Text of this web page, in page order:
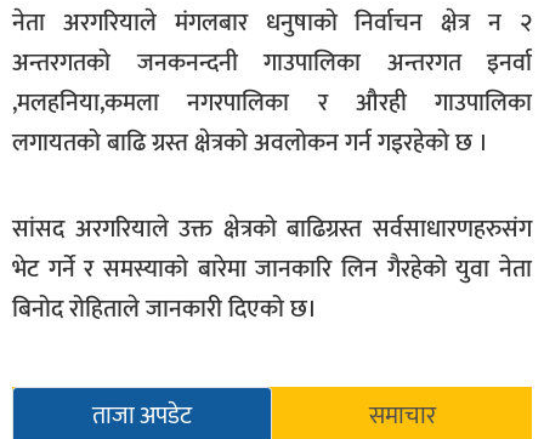
अर्थ
खेलकुद
मनोरञ्जन
भिडियो
अन्य
शिक्षा
नेता अरगरियाले मंगलबार धनुषाको निर्वाचन क्षेत्र न २
अन्तरगतको जनकनन्दनी गाउपालिका अन्तरगत इनर्वा
,मलहनिया,कमला नगरपालिका र औरही गाउपालिका
लगायतको बाढि ग्रस्त क्षेत्रको अवलोकन गर्न गइरहेको छ ।
सांसद अरगरियाले उक्त क्षेत्रको बाढिग्रस्त सर्वसाधारणहरुसंग
भेट गर्ने र समस्याको बारेमा जानकारि लिन गैरहेको युवा नेता
बिनोद रोहिताले जानकारी दिएको छ।
ताजा अपडेट समाचार